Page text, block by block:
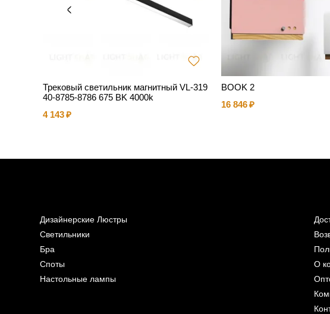
Трековый светильник магнитный VL-319
40-8785-8786 675 BK 4000k
4 143
BOOK 2
16 846
Дизайнерские Люстры
Светильники
Бра
Споты
Настольные лампы
О